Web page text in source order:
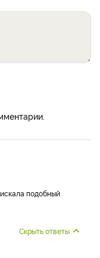
подобный
Скрыть ответы